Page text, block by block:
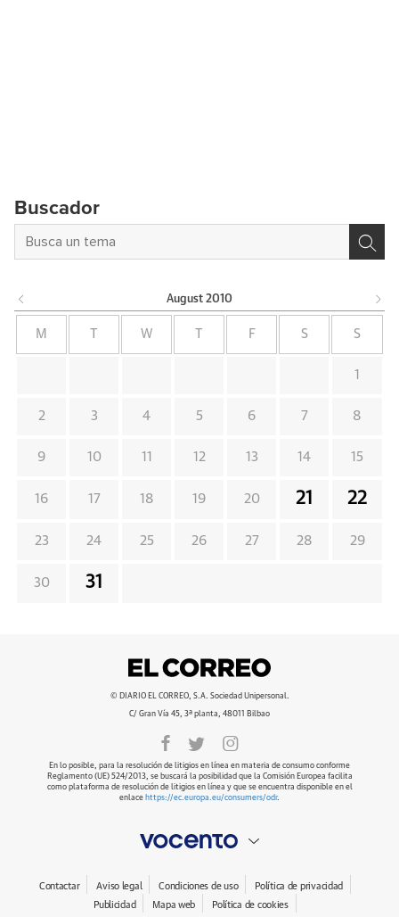
Buscador
August 2010
M W F S S
1
2 3 4 5 6 7 8
9 10 11 12 13 14 15
16 17 18 19 20 21 22
23 24 25 26 27 28 29
30 31
© DIARIO EL CORREO, S.A. Sociedad Unipersonal.
C/ Gran Vía 45, 3ª planta, 48011 Bilbao
En lo posible, para la resolución de litigios en línea en materia de consumo conforme
Reglamento (UE) 524/2013, se buscará la posibilidad que la Comisión Europea facilita
como plataforma de resolución de litigios en línea y que se encuentra disponible en el
enlace https://ec.europa.eu/consumers/odr.
Contactar Aviso legal Condiciones de uso
Política de privacidad
Publicidad
Mapa web Política de cookies